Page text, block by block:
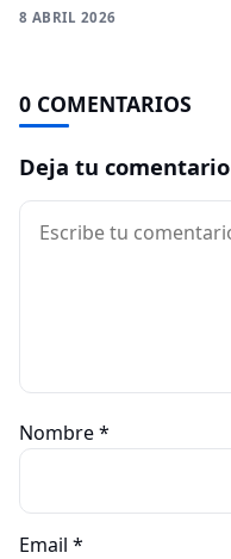
8 ABRIL 2026
0 COMENTARIOS
Deja tu comentario
Comentario
Nombre*
Email *